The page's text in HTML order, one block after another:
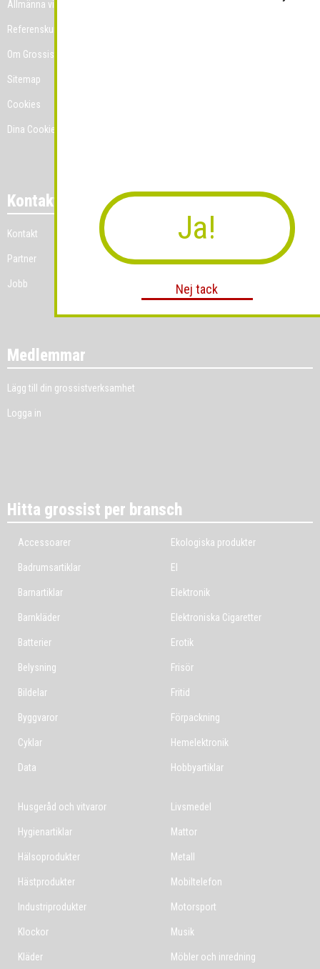
Allmänna villkor
Referenskunder
Om Grossist.se
Sitemap
Cookies
Dina Cookie-prefenser
Kontakt
Kontakt
Partner
Jobb
Medlemmar
Lägg till din grossistverksamhet
Logga in
Hitta grossist per bransch
Accessoarer
Badrumsartiklar
Barnartiklar
Barnkläder
Batterier
Belysning
Bildelar
Byggvaror
Cyklar
Data
Ekologiska produkter
El
Elektronik
Elektroniska Cigaretter
Erotik
Frisör
Fritid
Förpackning
Hemelektronik
Hobbyartiklar
Husgeråd och vitvaror
Hygienartiklar
Hälsoprodukter
Hästprodukter
Industriprodukter
Klockor
Kläder
Livsmedel
Mattor
Metall
Mobiltelefon
Motorsport
Musik
Möbler och inredning
Ja!
Nej tack